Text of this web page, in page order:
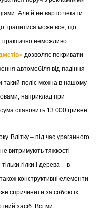
Але й не варто чекати
трапитися може все, що
практично неможливо.
» дозволяє покривати
автомобіля від падіння
такий поліс можна в нашому
наприклад при
становить 13 000 гривен.
Влітку – під час ураганного
витримують тяжкості
гілки і дерева – в
конструктивні елементи
спричинити за собою їх
засіб. Всі ми